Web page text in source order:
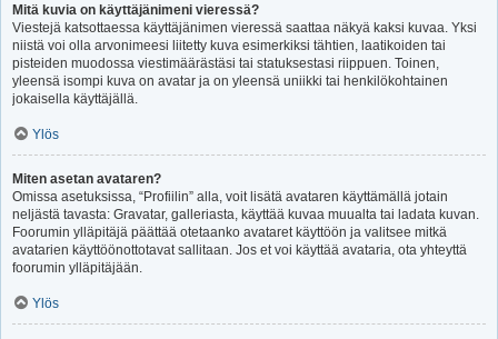
Mitä kuvia on käyttäjänimeni vieressä?
Viestejä katsottaessa käyttäjänimen vieressä saattaa näkyä kaksi kuvaa. Yksi
niistä voi olla arvonimeesi liitetty kuva esimerkiksi tähtien, laatikoiden tai
pisteiden muodossa viestimäärästäsi tai statuksestasi riippuen. Toinen,
yleensä isompi kuva on avatar ja on yleensä uniikki tai henkilökohtainen
jokaisella käyttäjällä.
Ylös
Miten asetan avataren?
Omissa asetuksissa, “Profiilin” alla, voit lisätä avataren käyttämällä jotain
neljästä tavasta: Gravatar, galleriasta, käyttää kuvaa muualta tai ladata kuvan.
Foorumin ylläpitäjä päättää otetaanko avataret käyttöön ja valitsee mitkä
avatarien käyttöönottotavat sallitaan. Jos et voi käyttää avataria, ota yhteyttä
foorumin ylläpitäjään.
Ylös